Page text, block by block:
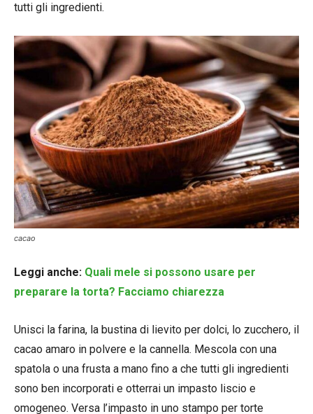
tutti gli ingredienti.
cacao
Leggi anche: Quali mele si possono usare per
preparare la torta? Facciamo chiarezza
Unisci la farina, la bustina di lievito per dolci, lo zucchero, il
cacao amaro in polvere e la cannella. Mescola con una
spatola o una frusta a mano fino a che tutti gli ingredienti
sono ben incorporati e otterrai un impasto liscio e
omogeneo. Versa l’impasto in uno stampo per torte